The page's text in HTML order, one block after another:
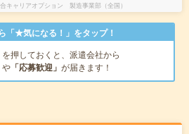
キャリアオプション 製造事業部（全国）
「★気になる！」をタップ！
を押しておくと、派遣会社から
や 「応募歓迎」 が届きます！